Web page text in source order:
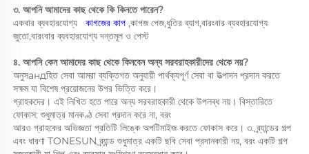
৩. আপনি আমাদের কাছ থেকে কি কিনতে পারেন?
একবার ব্যবহারযোগ্য কাগজের কাপ ,কাগজ পেজ,ধুতির ব্যাগ,বারংবার ব্যবহারযোগ্য
জুতো,বারংবার ব্যবহারযোগ্য দন্তমূল ও পেস্ট
৪. আপনি কেন আমাদের কাছ থেকে কিনবেন অন্য সরবরাহকারীদের থেকে নয়?
অনুসандহিত সেবা আমরা ব্যক্তিগত অনুযায়ী পার্থক্যপূর্ণ সেবা বা উত্পাদন প্রদান করতে
সক্ষম যা বিশেষ প্রয়োজনের উপর ভিত্তি করে।
গ্রাহকদের। এই লিখিত হতে পারে অন্য সরবরাহকারী থেকে উপলব্ধ নয়। বিস্তারিতে
ফোকাস: শুধুমাত্র মানকণ্ঠ সেবা প্রদান করে না, বরং
আরও গ্রাহকের অভিজ্ঞতা প্রতিটি লিঙ্কে অপটিমাইজ করতে ফোকাস করে। ৩. ব্র্যান্ডের গল্প
এবং ধারণা TONESUN ব্র্যান্ড শুধুমাত্র একটি ছবি সেবা প্রদানকারী নয়, বরং একটি গল্প